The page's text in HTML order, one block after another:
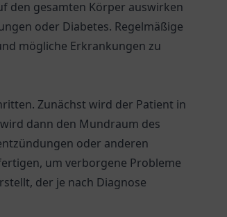
den gesamten Körper auswirken
oder Diabetes. Regelmäßige
mögliche Erkrankungen zu
Zunächst wird der Patient in
dann den Mundraum des
oder anderen
um verborgene Probleme
der je nach Diagnose